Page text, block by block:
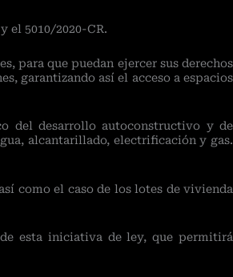
el 5010/2020-CR.
para que puedan ejercer sus derechos
garantizando así el acceso a espacios
del desarrollo autoconstructivo y de
alcantarillado, electrificación y gas.
como el caso de los lotes de vivienda
esta iniciativa de ley, que permitirá